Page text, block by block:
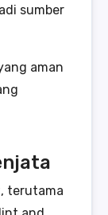
sumber
aman
terutama